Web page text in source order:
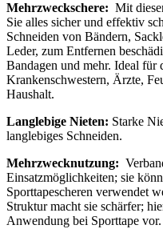
Mehrzweckschere: Mit
Sie alles sicher und effektiv
Schneiden von Bändern,
Leder, zum Entfernen
Bandagen und mehr. Ideal für
Krankenschwestern, Ärzte,
Haushalt.
Langlebige Nieten: Starke
langlebiges Schneiden.
Mehrzwecknutzung:
Einsatzmöglichkeiten; sie
Sporttapescheren verwendet
Struktur macht sie schärfer;
Anwendung bei Sporttape vor.